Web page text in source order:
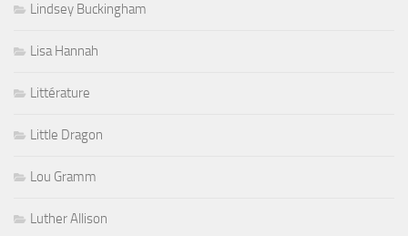
Lindsey Buckingham
Lisa Hannah
Littérature
Little Dragon
Lou Gramm
Luther Allison